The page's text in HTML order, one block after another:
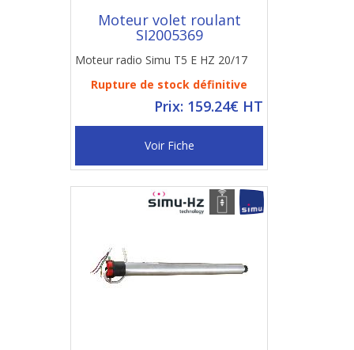
Moteur volet roulant
SI2005369
Moteur radio Simu T5 E HZ 20/17
Rupture de stock définitive
Prix: 159.24€ HT
Voir Fiche